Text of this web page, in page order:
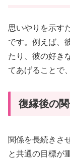
思いやりを示す
です。例えば、
たり、彼の好き
てあげることで
復縁後の
関係を長続きさ
と共通の目標が